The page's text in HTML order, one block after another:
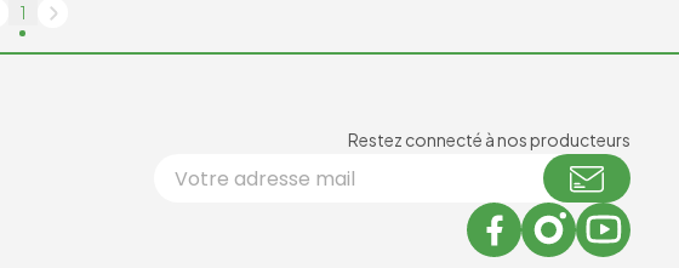
1
Restez connecté à nos producteurs
Votre adresse email